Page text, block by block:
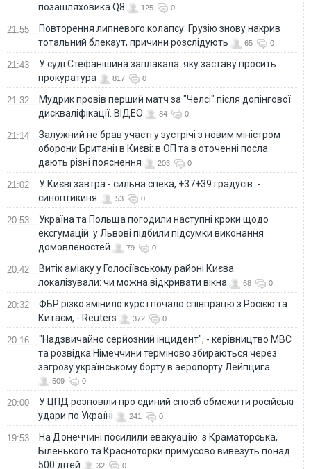
позашляховика Q8
125 0
21:55
Повторення липневого колапсу: Грузію знову накрив
тотальний блекаут, причини розслідують
65 0
21:43
У суді Стефанішина заплакала: яку заставу просить
прокуратура
817 0
21:32
Мудрик провів перший матч за "Челсі" після допінгової
дискваліфікації. ВІДЕО
84 0
21:14
Залужний не брав участі у зустрічі з новим міністром
оборони Британії в Києві: в ОП та в оточенні посла
дають різні пояснення
203 0
21:02
У Києві завтра - сильна спека, +37+39 градусів. -
синоптикиня
53 0
20:53
Україна та Польща погодили наступні кроки щодо
ексгумацій: у Львові підбили підсумки виконання
домовленостей
79 0
20:42
Витік аміаку у Голосіївському районі Києва
локалізували: чи можна відкривати вікна
68 0
20:32
ФБР різко змінило курс і почало співпрацю з Росією та
Китаєм, - Reuters
372 0
20:16
"Надзвичайно серйозний інцидент", - керівництво МВС
та розвідка Німеччини терміново збираються через
загрозу українському борту в аеропорту Лейпцига
509 0
20:00
У ЦПД розповіли про єдиний спосіб обмежити російські
удари по Україні
241 0
19:53
На Донеччині посилили евакуацію: з Краматорська,
Біленького та Красноторки примусово вивезуть понад
500 дітей
32 0